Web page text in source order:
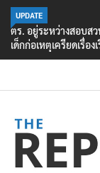
UPDATE
ตร. อยู่ระหว่างสอบส
เด็กก่อเหตุเครียดเรื่อง